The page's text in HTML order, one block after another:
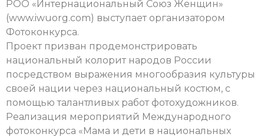
РОО «Интернациональный Союз Женщин»
(www.iwuorg.com) выступает организатором
Фотоконкурса.
Проект призван продемонстрировать
национальный колорит народов России
посредством выражения многообразия культуры
своей нации через национальный костюм, с
помощью талантливых работ фотохудожников.
Реализация мероприятий Международного
фотоконкурса «Мама и дети в национальных